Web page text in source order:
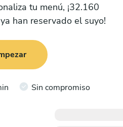
tu menú, ¡32.160
han reservado el suyo!
Sin compromiso